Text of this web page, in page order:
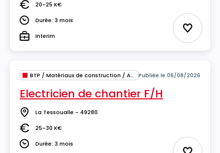
Salaire20-25 K€
DuréeDurée: 3 mois
TypeInterim Ajouter
BTP / Matériaux de construction / Architecture Publiée le 06/08/2026
Electricien de chantier F/H
Lieu La Tessoualle - 49280
Salaire25-30 K€
DuréeDurée: 3 mois